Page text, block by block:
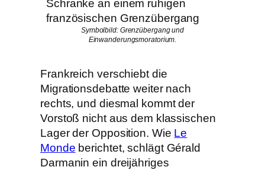
Symbolbild: Grenzübergang und
Einwanderungsmoratorium.
Frankreich verschiebt die
Migrationsdebatte weiter nach
rechts, und diesmal kommt der
Vorstoß nicht aus dem klassischen
Lager der Opposition. Wie Le
Monde berichtet, schlägt Gérald
Darmanin ein dreijähriges